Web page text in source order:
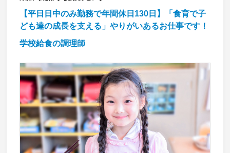
【平日日中のみ勤務で年間休日130日】「食育で子
ども達の成長を支える」やりがいあるお仕事です！
学校給食の調理師